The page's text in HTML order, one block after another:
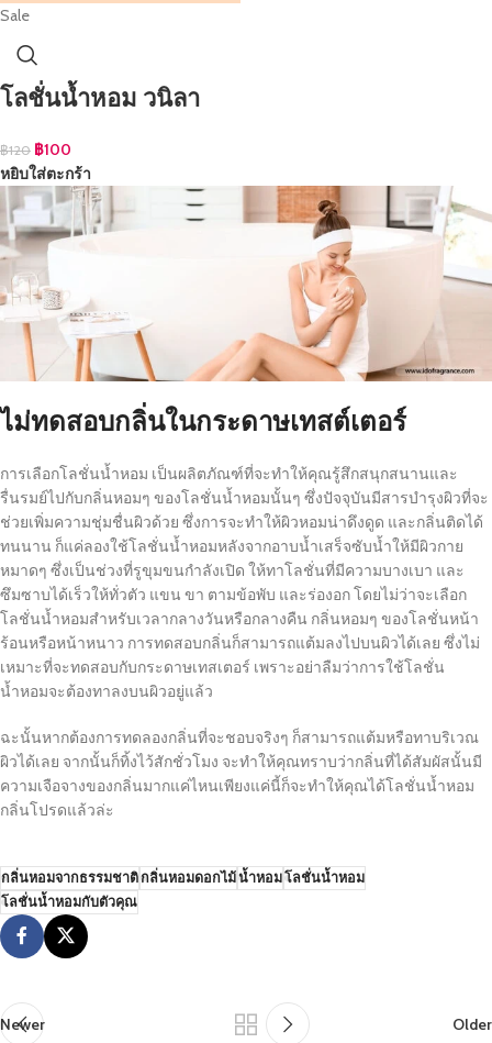
Sale
โลชั่นน้ำหอม วนิลา
฿120 ฿100
หยิบใส่ตะกร้า
ไม่ทดสอบกลิ่นในกระดาษเทสต์เตอร์
การเลือกโลชั่นน้ำหอม เป็นผลิตภัณฑ์ที่จะทำให้คุณรู้สึกสนุกสนานและ
รื่นรมย์ไปกับกลิ่นหอมๆ ของโลชั่นน้ำหอมนั้นๆ ซึ่งปัจจุบันมีสารบำรุงผิวที่จะ
ช่วยเพิ่มความชุ่มชื่นผิวด้วย ซึ่งการจะทำให้ผิวหอมน่าดึงดูด และกลิ่นติดได้
ทนนาน ก็แค่ลองใช้โลชั่นน้ำหอมหลังจากอาบน้ำเสร็จซับน้ำให้มีผิวกาย
หมาดๆ ซึ่งเป็นช่วงที่รูขุมขนกำลังเปิด ให้ทาโลชั่นที่มีความบางเบา และ
ซึมซาบได้เร็วให้ทั่วตัว แขน ขา ตามข้อพับ และร่องอก โดยไม่ว่าจะเลือก
โลชั่นน้ำหอมสำหรับเวลากลางวันหรือกลางคืน กลิ่นหอมๆ ของโลชั่นหน้า
ร้อนหรือหน้าหนาว การทดสอบกลิ่นก็สามารถแต้มลงไปบนผิวได้เลย ซึ่งไม่
เหมาะที่จะทดสอบกับกระดาษเทสเตอร์ เพราะอย่าลืมว่าการใช้โลชั่น
น้ำหอมจะต้องทาลงบนผิวอยู่แล้ว
ฉะนั้นหากต้องการทดลองกลิ่นที่จะชอบจริงๆ ก็สามารถแต้มหรือทาบริเวณ
ผิวได้เลย จากนั้นก็ทิ้งไว้สักชั่วโมง จะทำให้คุณทราบว่ากลิ่นที่ได้สัมผัสนั้นมี
ความเจือจางของกลิ่นมากแค่ไหนเพียงแค่นี้ก็จะทำให้คุณได้โลชั่นน้ำหอม
กลิ่นโปรดแล้วล่ะ
กลิ่นหอมจากธรรมชาติกลิ่นหอมดอกไม้น้ำหอมโลชั่นน้ำหอม
โลชั่นน้ำหอมกับตัวคุณ
Newer Older